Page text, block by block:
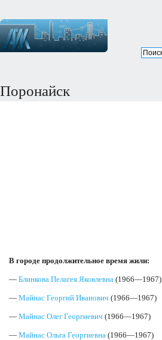
Поронайск
В городе продолжительное время жили:
— Блинкова Пелагея Яковлевна (1966—1967)
— Майнас Георгий Иванович (1966—1967)
— Майнас Олег Георгиевич (1966—1967)
— Майнас Ольга Георгиевна (1966—1967)